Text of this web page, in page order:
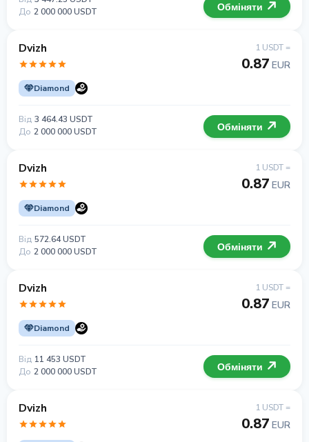
До 2 000 000 USDT Обміняти
Dvizh
Diamond
1 USDT =
0.87 EUR
Від 3 464.43 USDT
До 2 000 000 USDT Обміняти
Dvizh
Diamond
1 USDT =
0.87 EUR
Від 572.64 USDT
До 2 000 000 USDT Обміняти
Dvizh
Diamond
1 USDT =
0.87 EUR
Від 11 453 USDT
До 2 000 000 USDT Обміняти
Dvizh 1 USDT =
0.87 EUR